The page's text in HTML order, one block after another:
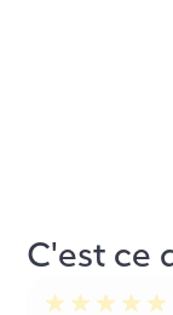
C'est ce